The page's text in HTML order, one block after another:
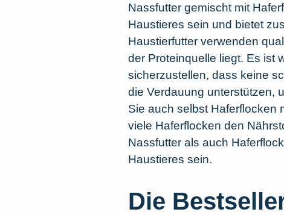
Nassfutter gemischt mit
Haustieres sein und bietet
Haustierfutter verwenden
der Proteinquelle liegt. Es ist
sicherzustellen, dass keine
die Verdauung unterstützen,
Sie auch selbst Haferflocken
viele Haferflocken den
Nassfutter als auch
Haustieres sein.
Die